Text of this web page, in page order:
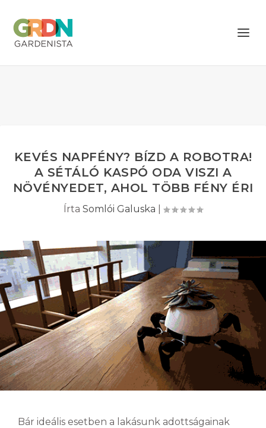
KEVÉS NAPFÉNY? BÍZD A ROBOTRA!
A SÉTÁLÓ KASPÓ ODA VISZI A
NÖVÉNYEDET, AHOL TÖBB FÉNY ÉRI
Írta Somlói Galuska
Bár ideális esetben a lakásunk adottságainak